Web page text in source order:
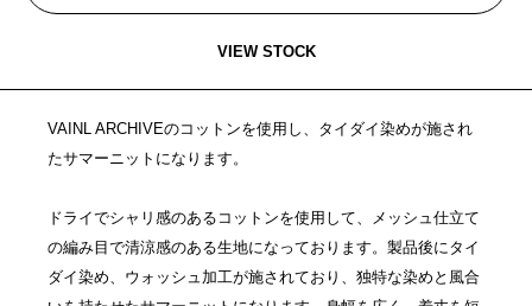
VIEW STOCK
VAINL ARCHIVEのコットンを使用し、タイダイ染めが施され
たサマーニットになります。
ドライでシャリ感のあるコットンを使用して、メッシュ仕立て
の編み目で清涼感のある生地になっております。製品後にタイ
ダイ染め、ウォッシュ加工が施されており、独特な染めと風合